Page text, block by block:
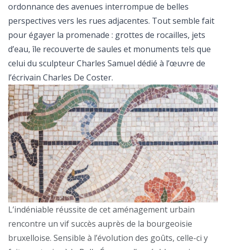
ordonnance des avenues interrompue de belles
perspectives vers les rues adjacentes. Tout semble fait
pour égayer la promenade : grottes de rocailles, jets
d’eau, île recouverte de saules et monuments tels que
celui du sculpteur Charles Samuel dédié à l’œuvre de
l’écrivain Charles De Coster.
L’indéniable réussite de cet aménagement urbain
rencontre un vif succès auprès de la bourgeoisie
bruxelloise. Sensible à l’évolution des goûts, celle-ci y